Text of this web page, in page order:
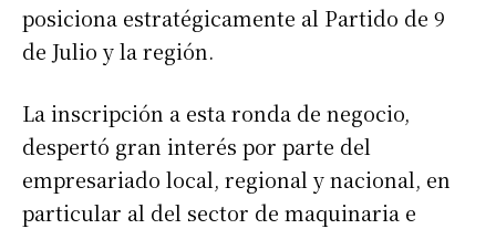
posiciona estratégicamente al Partido de 9
de Julio y la región.
La inscripción a esta ronda de negocio,
despertó gran interés por parte del
empresariado local, regional y nacional, en
particular al del sector de maquinaria e